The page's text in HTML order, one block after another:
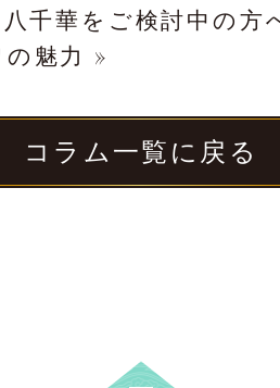
千華をご検討中の方
魅力 »
コラム一覧に戻る